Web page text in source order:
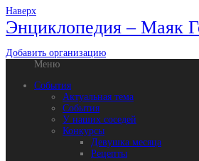
Наверх
Энциклопедия – Маяк
Добавить организацию
Меню
События
Актуальная тема
События
У наших соседей
Конкурсы
Девушка месяца
Рецепты